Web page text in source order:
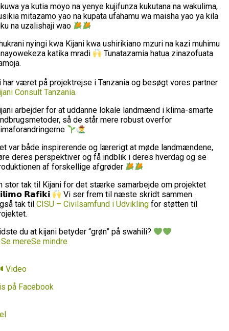
ya kutia moyo na yenye kujifunza kukutana na wakulima,
mitazamo yao na kupata ufahamu wa maisha yao ya kila
na uzalishaji wao
nyingi kwa Kijani kwa ushirikiano mzuri na kazi muhimu
katika mradi
Tunatazamia hatua zinazofuata
har været på projektrejse i Tanzania og besøgt vores partner
Consult Tanzania.
arbejder for at uddanne lokale landmænd i klima-smarte
så de står mere robust overfor
var både inspirerende og lærerigt at møde landmændene,
deres perspektiver og få indblik i deres hverdag og se
af forskellige afgrøder
stor tak til Kijani for det stærke samarbejde om projektet
𝗥𝗮𝗳𝗶𝗸𝗶
Vi ser frem til næste skridt sammen.
tak til CISU – Civilsamfund i Udvikling for støtten til
du at kijani betyder “grøn” på swahili?
Se mereSe mindre
Video
på Facebook